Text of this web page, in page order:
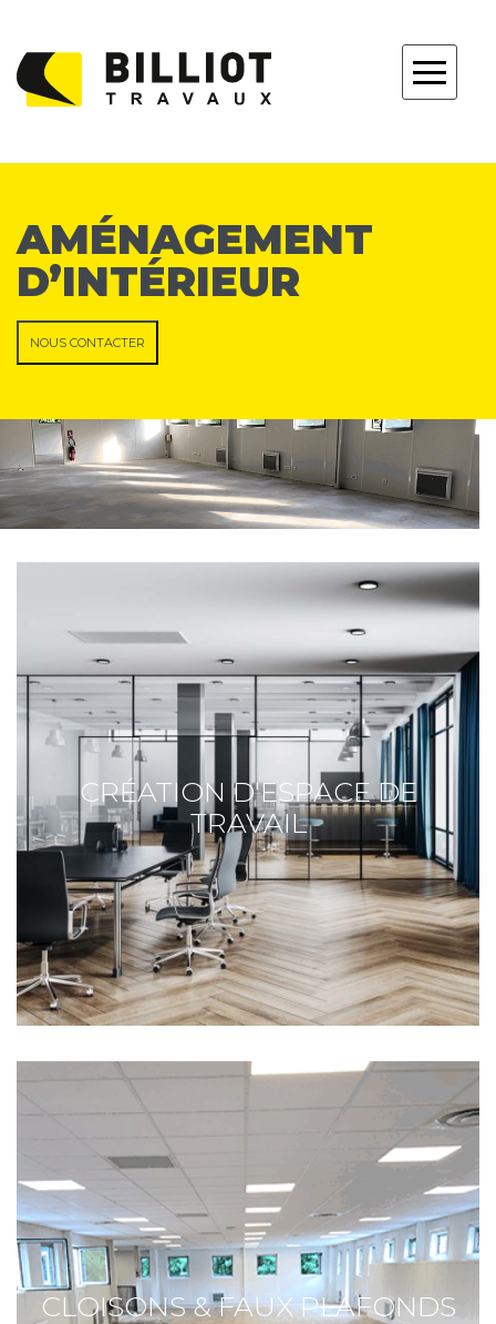
AMÉNAGEMENT
D’INTÉRIEUR
NOUS CONTACTER
CRÉATION D'ESPACE DE
TRAVAIL
CLOISONS & FAUX PLAFONDS